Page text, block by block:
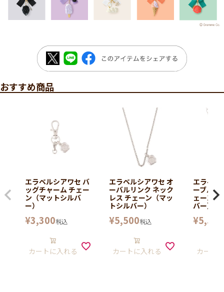
おすすめ商品
エラベルシアワセ バ
ッグチャーム チェー
ン（マットシルバ
ー）
¥3,300税込
カートに入れる
エラベルシアワセ オ
ーバルリンク ネック
レス チェーン（マッ
トシルバー）
¥5,500税込
カートに入れる
エラベル
ーブル
ェーン（
バー）
¥5,500
カート